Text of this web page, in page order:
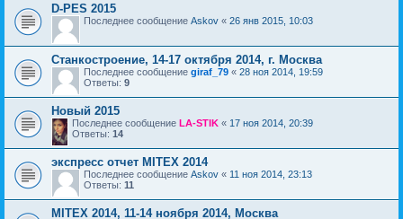
D-PES 2015
Последнее сообщение Askov « 26 янв 2015, 10:03
Станкостроение, 14-17 октября 2014, г. Москва
Последнее сообщение giraf_79 « 28 ноя 2014, 19:59
Ответы: 9
Новый 2015
Последнее сообщение LA-STIK « 17 ноя 2014, 20:39
Ответы: 14
экспресс отчет MITEX 2014
Последнее сообщение Askov « 11 ноя 2014, 23:13
Ответы: 11
MITEX 2014, 11-14 ноября 2014, Москва